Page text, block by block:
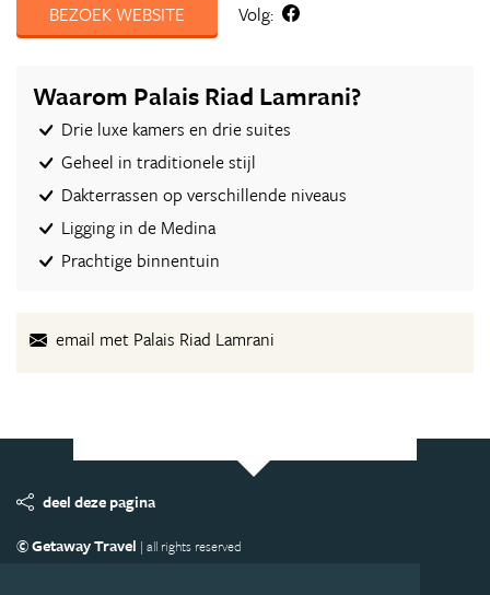
BEZOEK WEBSITE
Volg:
Waarom Palais Riad Lamrani?
Drie luxe kamers en drie suites
Geheel in traditionele stijl
Dakterrassen op verschillende niveaus
Ligging in de Medina
Prachtige binnentuin
email met Palais Riad Lamrani
deel deze pagina
© Getaway Travel | all rights reserved